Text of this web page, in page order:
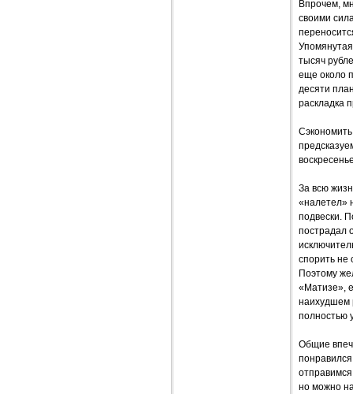
Впрочем,
своими
тысяч
еще около
десяти
раскладка
За всю
«налетел»
подвески.
пострадал
спорить не
Поэтому
«Матизе»,
наихудшем
полностью
Общие
но можно